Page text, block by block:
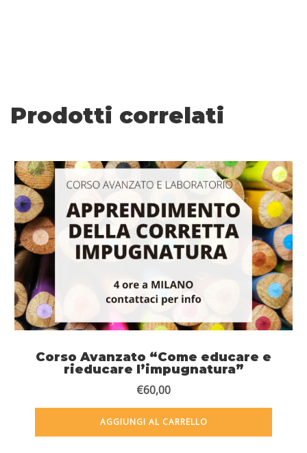
Prodotti correlati
Corso Avanzato “Come educare e
rieducare l’impugnatura”
€60,00
AGGIUNGI AL CARRELLO